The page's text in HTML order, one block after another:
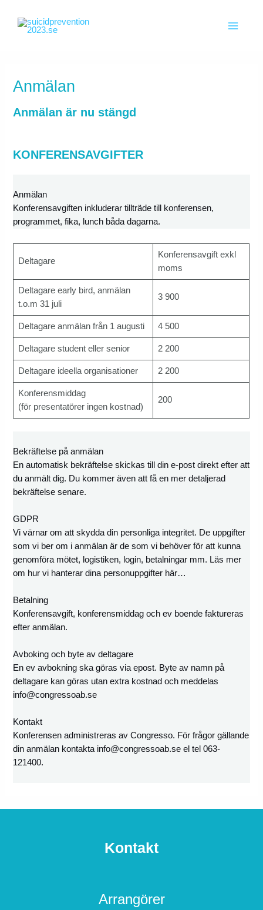
innehåll
Anmälan
Anmälan är nu stängd
KONFERENSAVGIFTER
Anmälan
Konferensavgiften inkluderar tillträde till konferensen,
programmet, fika, lunch båda dagarna.
Deltagare
Konferensavgift exkl
moms
Deltagare early bird, anmälan
t.o.m 31 juli
3 900
Deltagare anmälan från 1 augusti 4 500
Deltagare student eller senior 2 200
Deltagare ideella organisationer 2 200
Konferensmiddag
(för presentatörer ingen kostnad)
200
Bekräftelse på anmälan
En automatisk bekräftelse skickas till din e-post direkt efter att
du anmält dig. Du kommer även att få en mer detaljerad
bekräftelse senare.
GDPR
Vi värnar om att skydda din personliga integritet. De uppgifter
som vi ber om i anmälan är de som vi behöver för att kunna
genomföra mötet, logistiken, login, betalningar mm. Läs mer
om hur vi hanterar dina personuppgifter här…
Betalning
Konferensavgift, konferensmiddag och ev boende faktureras
efter anmälan.
Avboking och byte av deltagare
En ev avbokning ska göras via epost. Byte av namn på
deltagare kan göras utan extra kostnad och meddelas
info@congressoab.se
Kontakt
Konferensen administreras av Congresso. För frågor gällande
din anmälan kontakta info@congressoab.se el tel 063-
121400.
Kontakt
Arrangörer